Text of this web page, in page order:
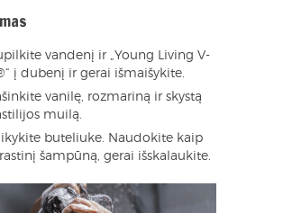
vandenį ir „Young Living V-
į dubenį ir gerai išmaišykite.
vanilę, rozmariną ir skystą
muilą.
buteliuke. Naudokite kaip
šampūną, gerai išskalaukite.